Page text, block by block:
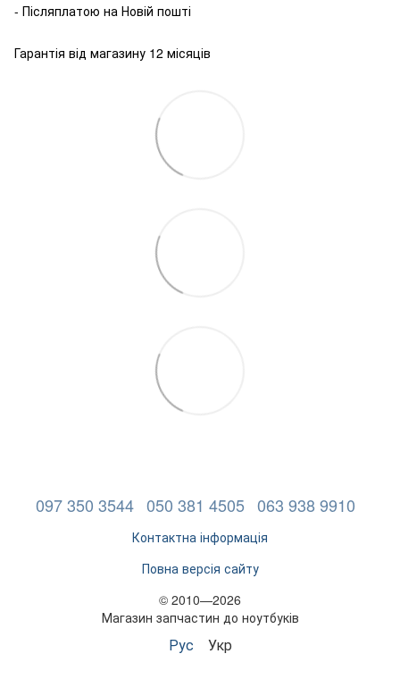
- Післяплатою на Новій пошті
Гарантія від магазину 12 місяців
097 350 3544 050 381 4505 063 938 9910
Контактна інформація
Повна версія сайту
© 2010—2026
Магазин запчастин до ноутбуків
Рус Укр